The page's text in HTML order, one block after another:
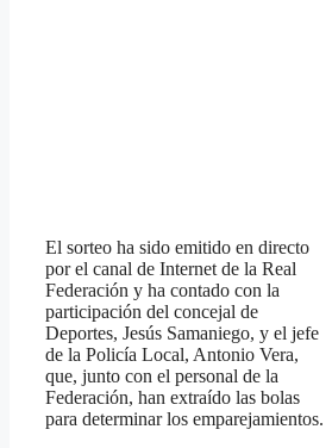
El sorteo ha sido emitido en directo
por el canal de Internet de la Real
Federación y ha contado con la
participación del concejal de
Deportes, Jesús Samaniego, y el jefe
de la Policía Local, Antonio Vera,
que, junto con el personal de la
Federación, han extraído las bolas
para determinar los emparejamientos.